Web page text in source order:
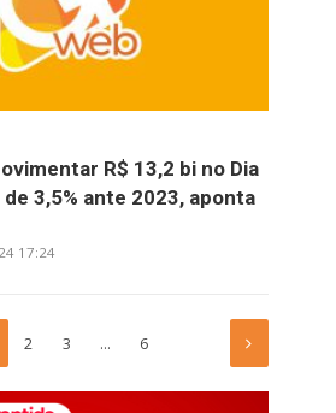
R$ 13,2 bi no Dia
3,5% ante 2023, aponta
17:24
2 3 … 6